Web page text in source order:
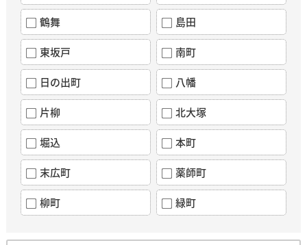
鶴舞 島田
東坂戸 南町
日の出町 八幡
片柳 北大塚
堀込 本町
末広町 薬師町
柳町 緑町